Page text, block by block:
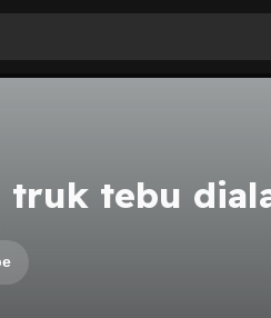
truk tebu